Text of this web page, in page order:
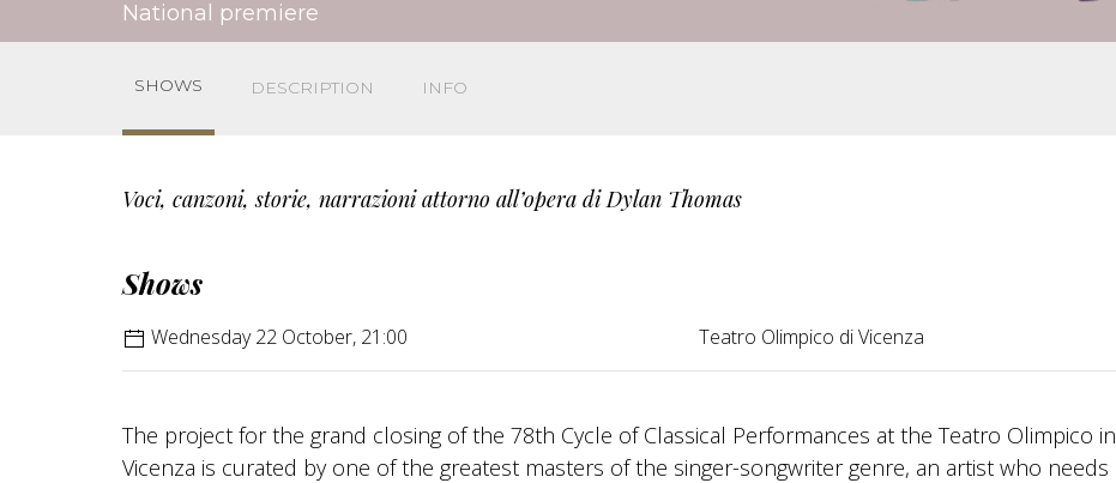
National premiere
SHOWS DESCRIPTION INFO
Voci, canzoni, storie, narrazioni attorno all’opera di Dylan Thomas
Shows
Wednesday 22 October, 21:00 Teatro Olimpico di Vicenza
The project for the grand closing of the 78th Cycle of Classical Performances at the Teatro Olimpico in
Vicenza is curated by one of the greatest masters of the singer-songwriter genre, an artist who needs